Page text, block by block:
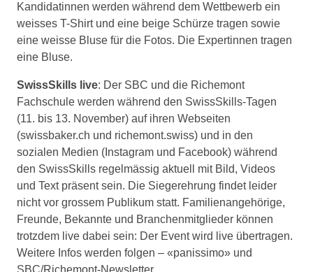
Kandidatinnen werden während dem Wettbewerb ein
weisses T-Shirt und eine beige Schürze tragen sowie
eine weisse Bluse für die Fotos. Die Expertinnen tragen
eine Bluse.
SwissSkills live: Der SBC und die Richemont
Fachschule werden während den SwissSkills-Tagen
(11. bis 13. November) auf ihren Webseiten
(swissbaker.ch und richemont.swiss) und in den
sozialen Medien (Instagram und Facebook) während
den SwissSkills regelmässig aktuell mit Bild, Videos
und Text präsent sein. Die Siegerehrung findet leider
nicht vor grossem Publikum statt. Familienangehörige,
Freunde, Bekannte und Branchenmitglieder können
trotzdem live dabei sein: Der Event wird live übertragen.
Weitere Infos werden folgen – «panissimo» und
SBC/Richemont-Newsletter.